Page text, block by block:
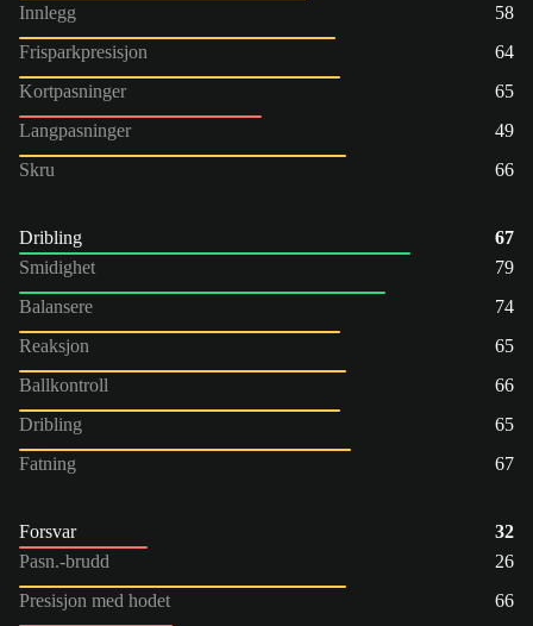
Innlegg
58
Frisparkpresisjon
64
Kortpasninger
65
Langpasninger
49
Skru
66
Dribling
67
Smidighet
79
Balansere
74
Reaksjon
65
Ballkontroll
66
Dribling
65
Fatning
67
Forsvar
32
Pasn.-brudd
26
Presisjon med hodet
66